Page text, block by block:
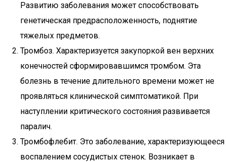
Развитию заболевания может способствовать
генетическая предрасположенность, поднятие
тяжелых предметов.
Тромбоз. Характеризуется закупоркой вен верхних
конечностей сформировавшимся тромбом. Эта
болезнь в течение длительного времени может не
проявляться клинической симптоматикой. При
наступлении критического состояния развивается
паралич.
Тромбофлебит. Это заболевание, характеризующееся
воспалением сосудистых стенок. Возникает в